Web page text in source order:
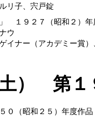
リ子、宍戸錠
」 １９２７（昭和２）
ウ
イナー（アカデミー賞）
） 第１
０（昭和２５）年度作